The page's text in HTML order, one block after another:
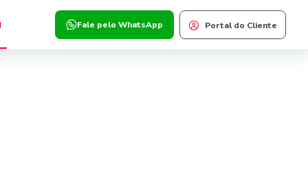
Fale pelo WhatsApp Portal do Cliente